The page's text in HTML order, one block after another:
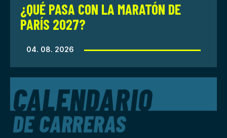
¿QUÉ PASA CON LA MARATÓN DE
PARÍS 2027?
04. 08. 2026
CALENDARIO
DE CARRERAS